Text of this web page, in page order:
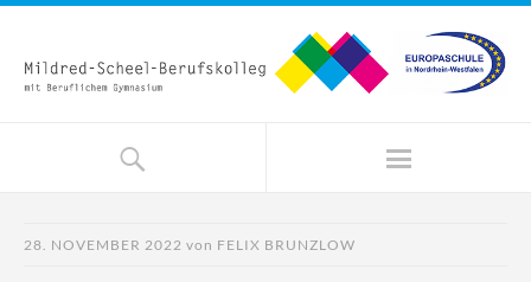
28. NOVEMBER 2022 von FELIX BRUNZLOW